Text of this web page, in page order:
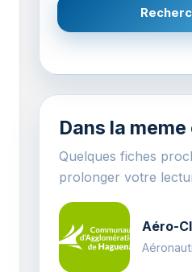
Dans la
Quelques fiches
prolonger votre
Aéro-